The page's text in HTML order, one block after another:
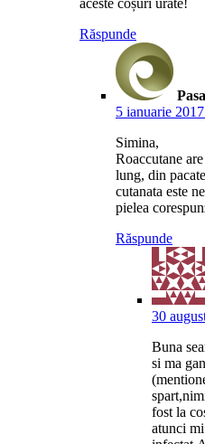
Răspunde
5 ianuarie
Simina,
Roaccutane
lung, din
cutanata este
pielea
Răspunde
30
Buna
si ma
fost la
atunci